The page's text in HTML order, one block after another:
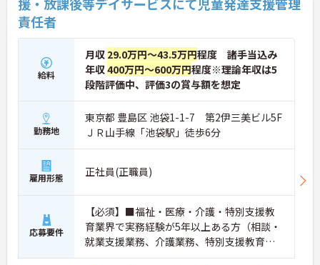
援・放課後等デイサービスにて児童発達支援管理
責任者
給料
月収 29.0万円～43.5万円程度 諸手当込み
年収400万円～600万円程度※理論年収は5
段階評価中、評価3の賞与額を想定
勤務地
東京都 豊島区 池袋1-1-7 第2伊三美ビル5F
ＪＲ山手線「池袋駅」徒歩6分
雇用形態 正社員(正職員)
応募要件
【必須】■福祉・医療・介護・特別支援教
育業界で実務経験が5年以上ある方（相談・
就業支援業務、介護業務、特別支援教育な
ど）■児童発達支援管理責任者研修受講者